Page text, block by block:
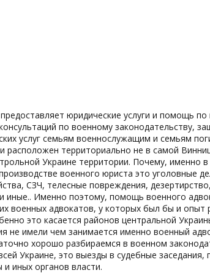
юридические услуги и помощь
по военному законодательству,
услуг семьям военнослужащим и семьям
территориально не в самой
Украине территории. Почему, именно
военного юриста это уголовные
СЗЧ, телесные повреждения,
иные.. Именно поэтому, помощь военного
военных адвокатов, у которых был бы и опыт
это касается районов центральной
не имели чем занимается именно военный
хорошо разбираемся в военном
Украине, это выезды в судебные
иных органов власти.